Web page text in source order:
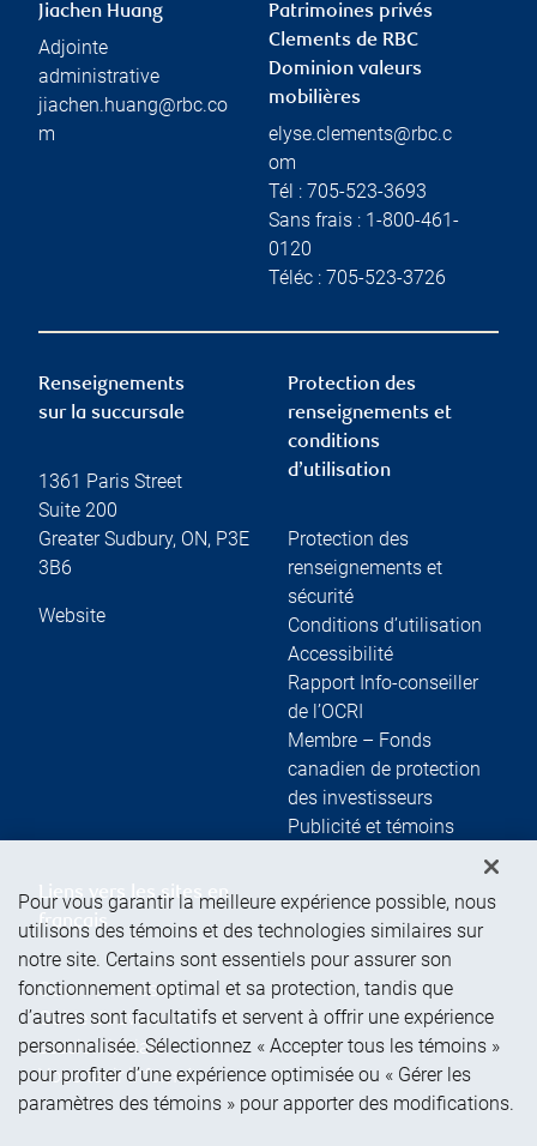
Jiachen Huang
Adjointe
administrative
jiachen.huang@rbc.co
m
Patrimoines privés
Clements de RBC
Dominion valeurs
mobilières
elyse.clements@rbc.c
om
Tél : 705-523-3693
Sans frais : 1-800-461-
0120
Téléc : 705-523-3726
Renseignements
sur la succursale
1361 Paris Street
Suite 200
Greater Sudbury, ON, P3E
3B6
Website
Protection des
renseignements et
conditions
d’utilisation
Protection des
renseignements et
sécurité
Conditions d’utilisation
Accessibilité
Rapport Info-conseiller
de l’OCRI
Membre – Fonds
canadien de protection
des investisseurs
Publicité et témoins
Liens vers les sites en
français
Ouvrir une session
Guide d’ouverture de
session initiale
Vous tenir informé
Pour vous garantir la meilleure expérience possible, nous
utilisons des témoins et des technologies similaires sur
notre site. Certains sont essentiels pour assurer son
fonctionnement optimal et sa protection, tandis que
d’autres sont facultatifs et servent à offrir une expérience
personnalisée. Sélectionnez « Accepter tous les témoins »
pour profiter d’une expérience optimisée ou « Gérer les
paramètres des témoins » pour apporter des modifications.